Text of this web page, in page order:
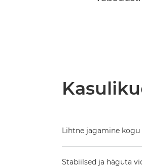
Lihtne jagamine kogu
Stabiilsed ja häguta